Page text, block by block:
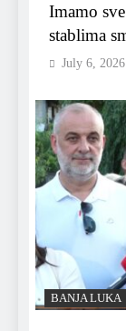
Imamo
stablima
July 6, 2026
BANJA LUKA